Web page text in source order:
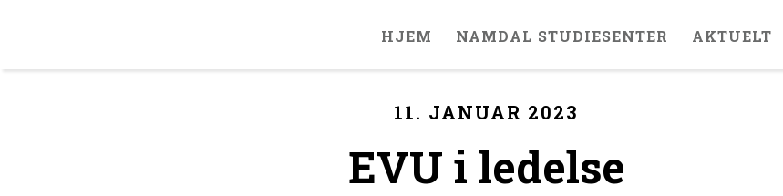
HJEM NAMDAL STUDIESENTER AKTUELT
11. JANUAR 2023
EVU i ledelse